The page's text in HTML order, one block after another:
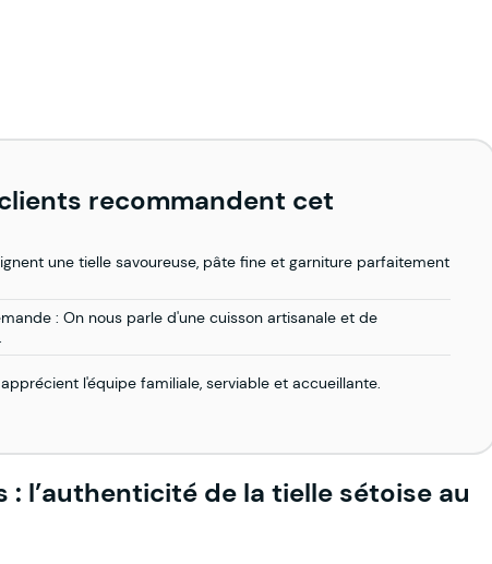
recommandent cet
une tielle savoureuse, pâte fine et garniture parfaitement
: On nous parle d'une cuisson artisanale et de
l'équipe familiale, serviable et accueillante.
: l’authenticité de la tielle sétoise au